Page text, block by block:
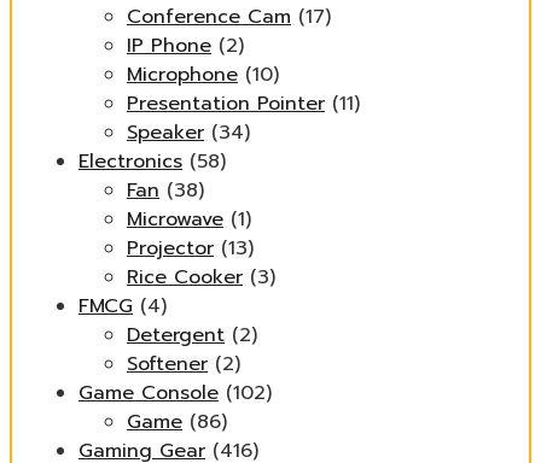
Conference Cam (17)
IP Phone (2)
Microphone (10)
Presentation Pointer (11)
Speaker (34)
Electronics (58)
Fan (38)
Microwave (1)
Projector (13)
Rice Cooker (3)
FMCG (4)
Detergent (2)
Softener (2)
Game Console (102)
Game (86)
Gaming Gear (416)